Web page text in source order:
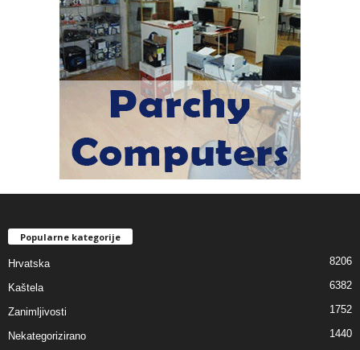
Popularne kategorije
Hrvatska 8206
Kaštela 6382
Zanimljivosti 1752
Nekategorizirano 1440